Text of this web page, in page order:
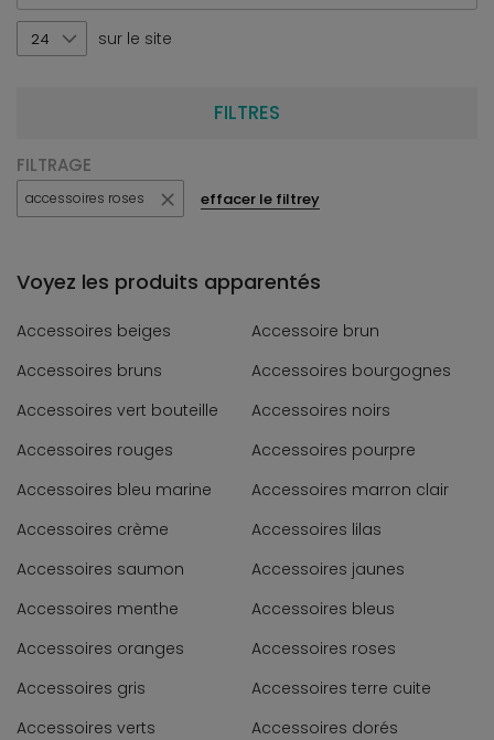
24 sur le site
FILTRES
FILTRAGE
accessoires roses effacer le filtrey
Voyez les produits apparentés
Accessoires beiges
Accessoire brun
Accessoires bruns
Accessoires bourgognes
Accessoires vert bouteille
Accessoires noirs
Accessoires rouges
Accessoires pourpre
Accessoires bleu marine
Accessoires marron clair
Accessoires crème
Accessoires lilas
Accessoires saumon
Accessoires jaunes
Accessoires menthe
Accessoires bleus
Accessoires oranges
Accessoires roses
Accessoires gris
Accessoires terre cuite
Accessoires verts
Accessoires dorés